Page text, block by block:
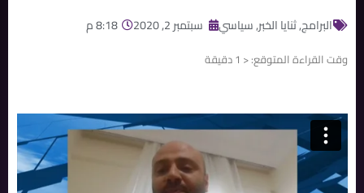
البرامج,ثنايا الخبر,سياسي سبتمبر 2, 2020 8:18 م
وقت القراءة المتوقع:< 1 دقيقة